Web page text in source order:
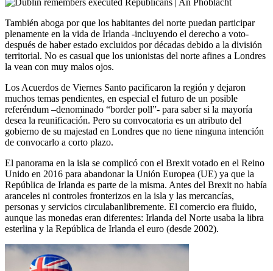
También aboga por que los habitantes del norte puedan participar
plenamente en la vida de Irlanda -incluyendo el derecho a voto-
después de haber estado excluidos por décadas debido a la división
territorial. No es casual que los unionistas del norte afines a Londres
la vean con muy malos ojos.
Los Acuerdos de Viernes Santo pacificaron la región y dejaron
muchos temas pendientes, en especial el futuro de un posible
referéndum –denominado “border poll”- para saber si la mayoría
desea la reunificación. Pero su convocatoria es un atributo del
gobierno de su majestad en Londres que no tiene ninguna intención
de convocarlo a corto plazo.
El panorama en la isla se complicó con el Brexit votado en el Reino
Unido en 2016 para abandonar la Unión Europea (UE) ya que la
República de Irlanda es parte de la misma. Antes del Brexit no había
aranceles ni controles fronterizos en la isla y las mercancías,
personas y servicios circulabanlibremente. El comercio era fluido,
aunque las monedas eran diferentes: Irlanda del Norte usaba la libra
esterlina y la República de Irlanda el euro (desde 2002).